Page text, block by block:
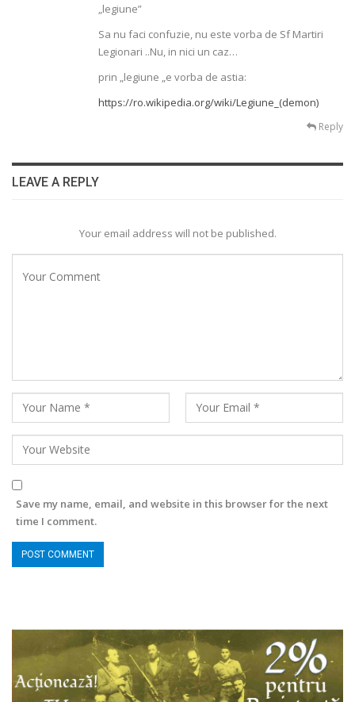
„legiune”
Sa nu faci confuzie, nu este vorba de Sf Martiri
Legionari ..Nu, in nici un caz…
prin „legiune „e vorba de astia:
https://ro.wikipedia.org/wiki/Legiune_(demon)
Reply
LEAVE A REPLY
Your email address will not be published.
Save my name, email, and website in this browser for the next
time I comment.